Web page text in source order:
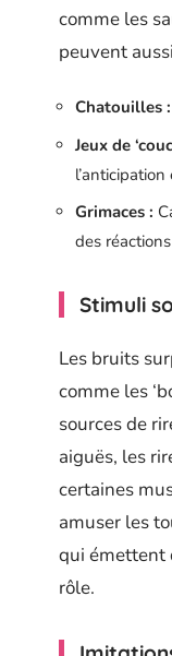
comme les
peuvent
Chatouilles :
Jeux de
Grimaces :
des
Stimuli
Les bruits
comme les
sources de
aiguës, les
certaines
amuser les
qui émettent
rôle.